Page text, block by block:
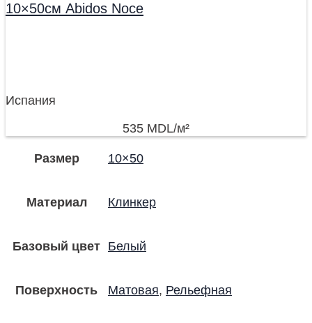
10×50см Abidos Noce
Испания
535 MDL/м²
Размер 10×50
Материал Клинкер
Базовый цвет Белый
Поверхность Матовая, Рельефная